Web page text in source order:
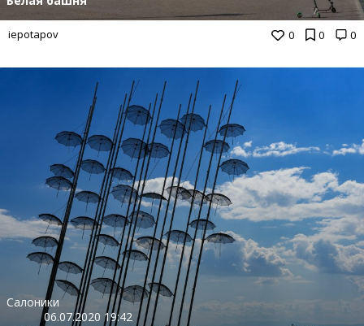
0 0 0
iepotapov
Салоники
06.07.2020 19:42